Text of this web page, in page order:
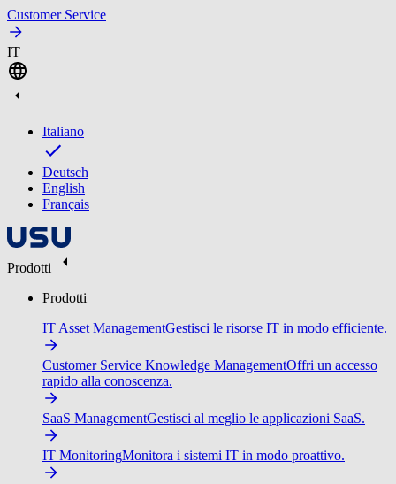
Customer Service
IT
Italiano
Deutsch
English
Français
Prodotti
Prodotti
IT Asset ManagementGestisci le risorse IT in modo efficiente.
Customer Service Knowledge ManagementOffri un accesso
rapido alla conoscenza.
SaaS ManagementGestisci al meglio le applicazioni SaaS.
IT MonitoringMonitora i sistemi IT in modo proattivo.